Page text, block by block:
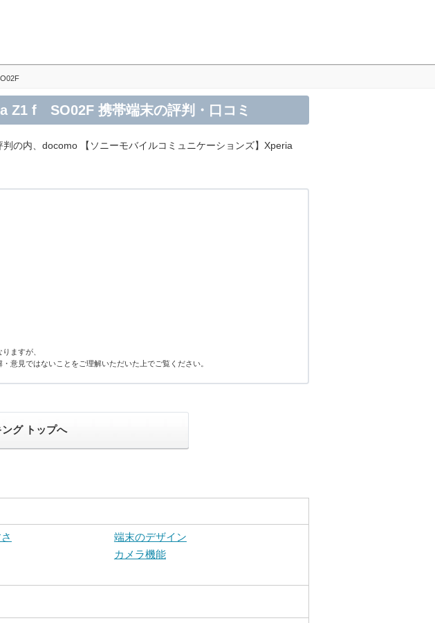
Z1 f SO02F 携帯端末の評判・口コミ
の内、docomo 【ソニーモバイルコミュニケーションズ】Xperia
ますが、
意見ではないことをご理解いただいた上でご覧ください。
グ トップへ
端末のデザイン
カメラ機能